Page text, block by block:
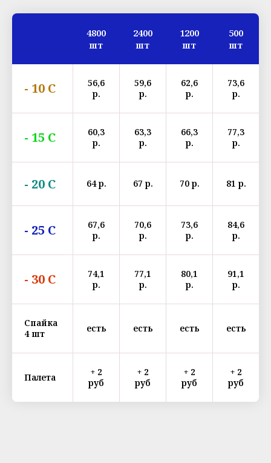
4800
шт
2400
шт
1200
шт
500
шт
- 10 С
56,6
р.
59,6
р.
62,6
р.
73,6
р.
- 15 С
60,3
р.
63,3
р.
66,3
р.
77,3
р.
- 20 С 64 р. 67 р. 70 р. 81 р.
- 25 С
67,6
р.
70,6
р.
73,6
р.
84,6
р.
- 30 С
74,1
р.
77,1
р.
80,1
р.
91,1
р.
Спайка
4 шт
есть есть есть есть
Палета
+ 2
руб
+ 2
руб
+ 2
руб
+ 2
руб